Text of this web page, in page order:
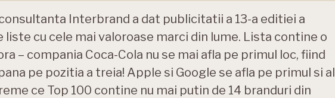
Interbrand a dat publicitatii a 13-a editiei a
liste cu cele mai valoroase marci din lume. Lista contine o
– compania Coca-Cola nu se mai afla pe primul loc, fiind
pe pozitia a treia! Apple si Google se afla pe primul si al
ce Top 100 contine nu mai putin de 14 branduri din